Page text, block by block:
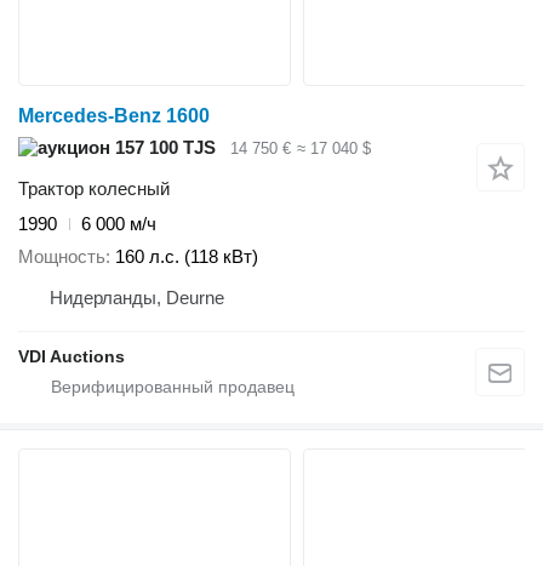
Mercedes-Benz 1600
157 100 TJS
14 750 € ≈ 17 040 $
Трактор колесный
1990
6 000 м/ч
Мощность 160 л.с. (118 кВт)
Нидерланды, Deurne
VDI Auctions